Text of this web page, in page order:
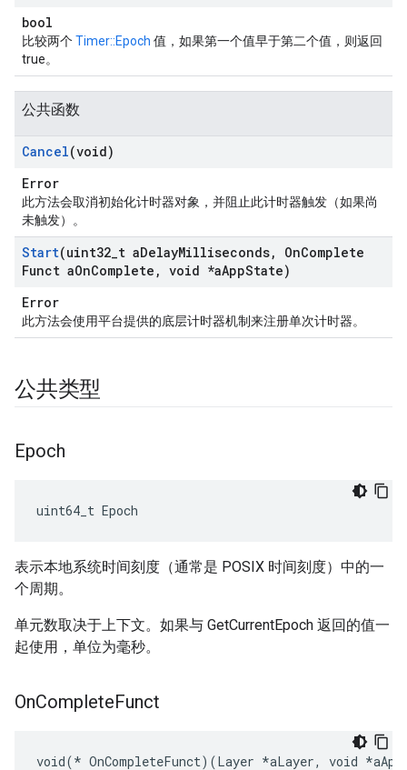
bool
比较两个Timer::Epoch 值，如果第一个值早于第二个值，则返回
true。
公共函数
Cancel(void)
Error
此方法会取消初始化计时器对象，并阻止此计时器触发（如果尚
未触发）。
Start(uint32 t aDelayMilliseconds, OnComplete
Funct aOnComplete , void *aAppState)
Error
此方法会使用平台提供的底层计时器机制来注册单次计时器。
公共类型
Epoch
uint64_t Epoch
表示本地系统时间刻度（通常是 POSIX 时间刻度）中的一
个周期。
单元数取决于上下文。如果与 GetCurrentEpoch 返回的值一
起使用，单位为毫秒。
OnCompleteFunct
void(* OnCompleteFunct)(Layer *aLayer, void